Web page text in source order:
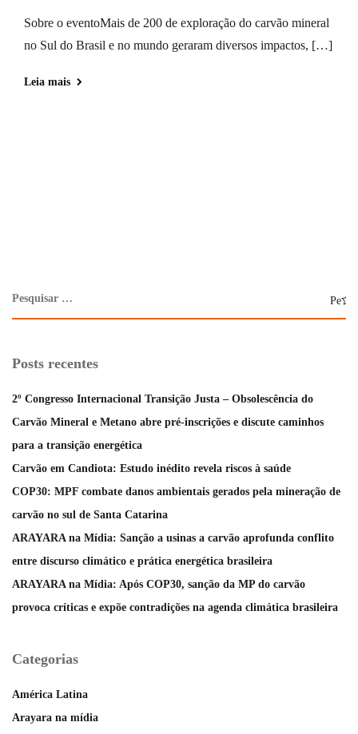
Sobre o eventoMais de 200 de exploração do carvão mineral
no Sul do Brasil e no mundo geraram diversos impactos, […]
Leia mais
Posts recentes
2º Congresso Internacional Transição Justa – Obsolescência do
Carvão Mineral e Metano abre pré-inscrições e discute caminhos
para a transição energética
Carvão em Candiota: Estudo inédito revela riscos à saúde
COP30: MPF combate danos ambientais gerados pela mineração de
carvão no sul de Santa Catarina
ARAYARA na Mídia: Sanção a usinas a carvão aprofunda conflito
entre discurso climático e prática energética brasileira
ARAYARA na Mídia: Após COP30, sanção da MP do carvão
provoca críticas e expõe contradições na agenda climática brasileira
Categorias
América Latina
Arayara na mídia